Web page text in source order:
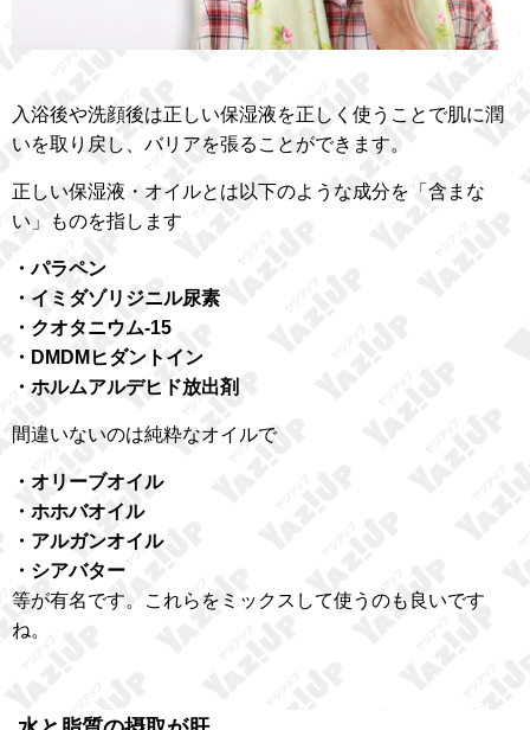
入浴後や洗顔後は正しい保湿液を正しく使うことで肌に潤
いを取り戻し、バリアを張ることができます。
正しい保湿液・オイルとは以下のような成分を「含まな
い」ものを指します
・パラペン
・イミダゾリジニル尿素
・クオタニウム-15
・DMDMヒダントイン
・ホルムアルデヒド放出剤
間違いないのは純粋なオイルで
・オリーブオイル
・ホホバオイル
・アルガンオイル
・シアバター
等が有名です。これらをミックスして使うのも良いです
ね。